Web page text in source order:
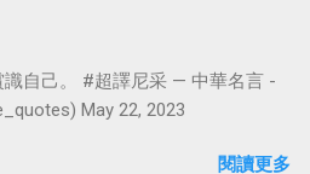
自己。 #超譯尼采 — 中華名言 -
May 22, 2023
閱讀更多